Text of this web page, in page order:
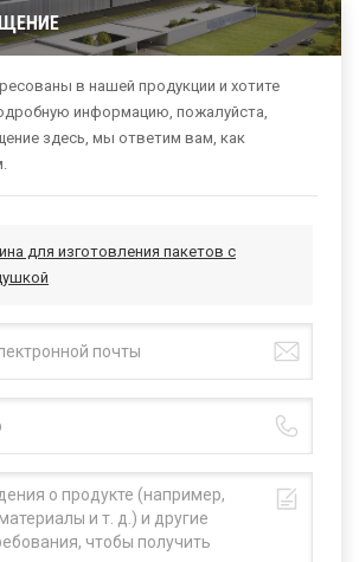
в нашей продукции и хотите
информацию, пожалуйста,
здесь, мы ответим вам, как
для изготовления пакетов с